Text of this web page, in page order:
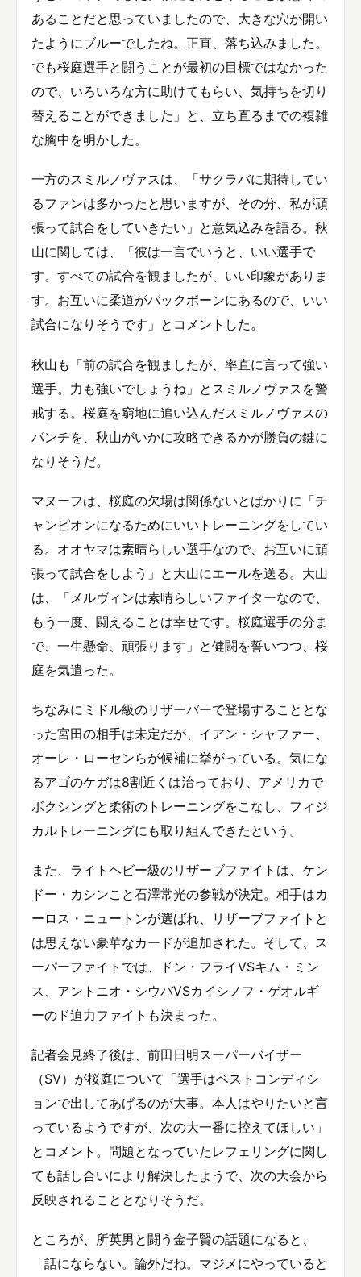
あることだと思っていましたので、大きな穴が開い
たようにブルーでしたね。正直、落ち込みました。
でも桜庭選手と闘うことが最初の目標ではなかった
ので、いろいろな方に助けてもらい、気持ちを切り
替えることができました」と、立ち直るまでの複雑
な胸中を明かした。
一方のスミルノヴァスは、「サクラバに期待してい
るファンは多かったと思いますが、その分、私が頑
張って試合をしていきたい」と意気込みを語る。秋
山に関しては、「彼は一言でいうと、いい選手で
す。すべての試合を観ましたが、いい印象がありま
す。お互いに柔道がバックボーンにあるので、いい
試合になりそうです」とコメントした。
秋山も「前の試合を観ましたが、率直に言って強い
選手。力も強いでしょうね」とスミルノヴァスを警
戒する。桜庭を窮地に追い込んだスミルノヴァスの
パンチを、秋山がいかに攻略できるかが勝負の鍵に
なりそうだ。
マヌーフは、桜庭の欠場は関係ないとばかりに「チ
ャンピオンになるためにいいトレーニングをしてい
る。オオヤマは素晴らしい選手なので、お互いに頑
張って試合をしよう」と大山にエールを送る。大山
は、「メルヴィンは素晴らしいファイターなので、
もう一度、闘えることは幸せです。桜庭選手の分ま
で、一生懸命、頑張ります」と健闘を誓いつつ、桜
庭を気遣った。
ちなみにミドル級のリザーバーで登場することとな
った宮田の相手は未定だが、イアン・シャファー、
オーレ・ローセンらが候補に挙がっている。気にな
るアゴのケガは8割近くは治っており、アメリカで
ボクシングと柔術のトレーニングをこなし、フィジ
カルトレーニングにも取り組んできたという。
また、ライトヘビー級のリザーブファイトは、ケン
ドー・カシンこと石澤常光の参戦が決定。相手はカ
ーロス・ニュートンが選ばれ、リザーブファイトと
は思えない豪華なカードが追加された。そして、ス
ーパーファイトでは、ドン・フライVSキム・ミン
ス、アントニオ・シウバVSカイシノフ・ゲオルギ
ーのド迫力ファイトも決まった。
記者会見終了後は、前田日明スーパーバイザー
（SV）が桜庭について「選手はベストコンディシ
ョンで出してあげるのが大事。本人はやりたいと言
っているようですが、次の大一番に控えてほしい」
とコメント。問題となっていたレフェリングに関し
ても話し合いにより解決したようで、次の大会から
反映されることとなりそうだ。
ところが、所英男と闘う金子賢の話題になると、
「話にならない。論外だね。マジメにやっていると